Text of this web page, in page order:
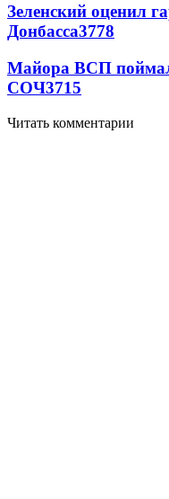
Зеленский оценил
Донбасса3778
Майора ВСП
СОЧ3715
Читать комментарии